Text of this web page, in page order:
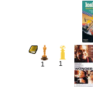
1 1